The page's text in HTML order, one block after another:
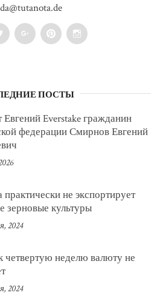
Twitter Google+PinterestInstagram
ПОСТЫ
Евгений Everstake гражданин
федерации Смирнов Евгений
практически не экспортирует
зерновые культуры
2024
четвертую неделю валюту не
2024